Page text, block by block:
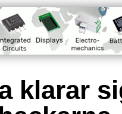
klarar